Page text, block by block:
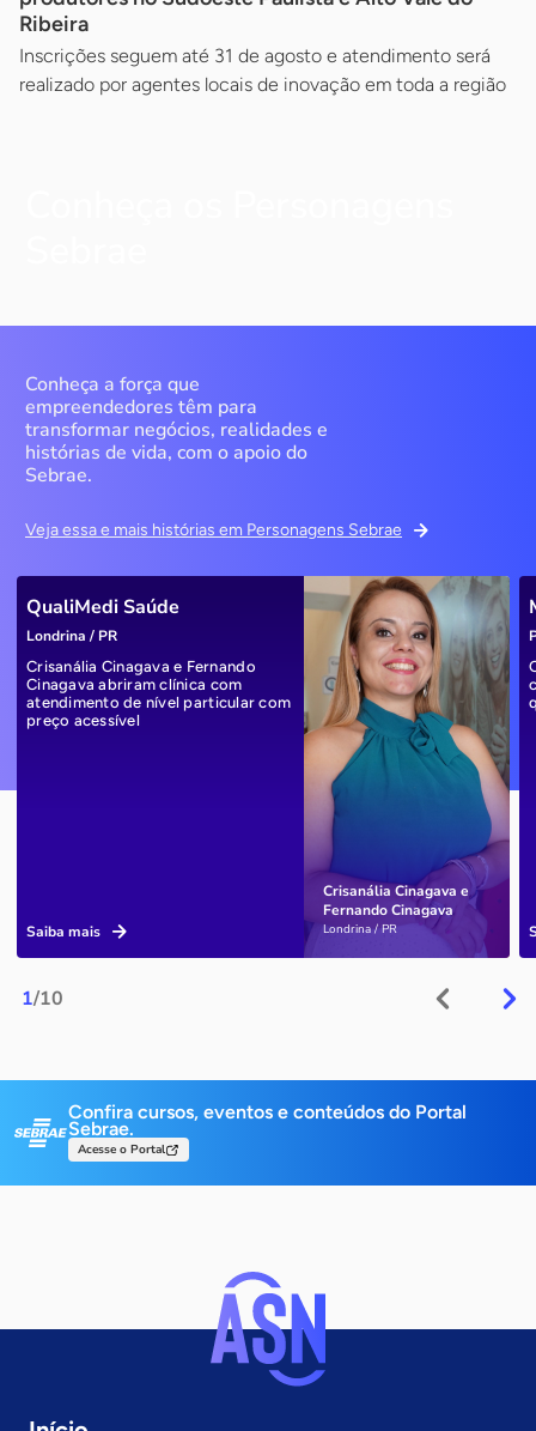
Ribeira
Inscrições seguem até 31 de agosto e atendimento será
realizado por agentes locais de inovação em toda a região
Conheça a força que
empreendedores têm para
transformar negócios, realidades e
histórias de vida, com o apoio do
Sebrae.
Veja essa e mais histórias em Personagens Sebrae
1/10
Crisanália Cinagava e
Fernando Cinagava
Londrina / PR
QualiMedi Saúde
Londrina / PR
Crisanália Cinagava e Fernando
Cinagava abriram clínica com
atendimento de nível particular com
preço acessível
Saiba mais
Confira cursos, eventos e conteúdos do Portal
Sebrae.
Acesse o Portal